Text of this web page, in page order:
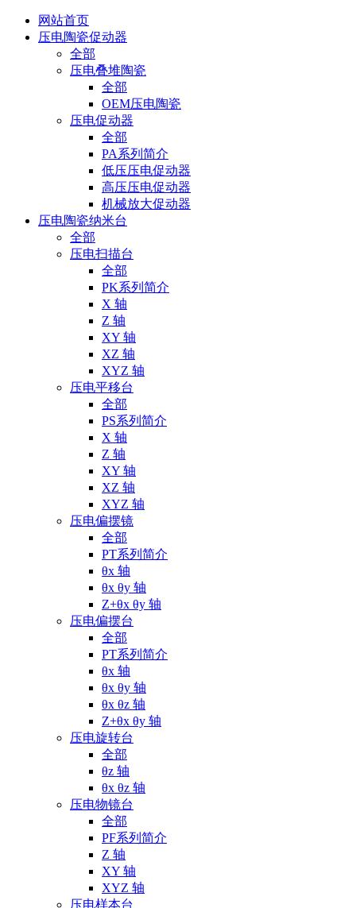
网站首页
压电陶瓷促动器
全部
压电叠堆陶瓷
全部
OEM压电陶瓷
压电促动器
全部
PA系列简介
低压压电促动器
高压压电促动器
机械放大促动器
压电陶瓷纳米台
全部
压电扫描台
全部
PK系列简介
X 轴
Z 轴
XY 轴
XZ 轴
XYZ 轴
压电平移台
全部
PS系列简介
X 轴
Z 轴
XY 轴
XZ 轴
XYZ 轴
压电偏摆镜
全部
PT系列简介
θx 轴
θx θy 轴
Z+θx θy 轴
压电偏摆台
全部
PT系列简介
θx 轴
θx θy 轴
θx θz 轴
Z+θx θy 轴
压电旋转台
全部
θz 轴
θx θz 轴
压电物镜台
全部
PF系列简介
Z 轴
XY 轴
XYZ 轴
压电样本台